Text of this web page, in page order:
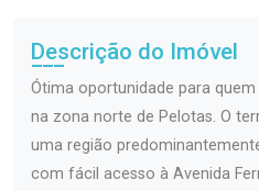
Descrição do Imóvel
Ótima oportunidade para
na zona norte de Pelotas. O
uma região
com fácil acesso à Avenida